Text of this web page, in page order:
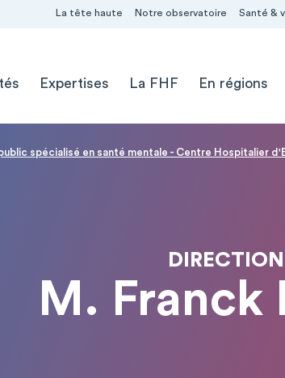
La tête haute Notre observatoire Santé &
Expertises La FHF En régions
spécialisé en santé mentale - Centre Hospitalier
M. Franck